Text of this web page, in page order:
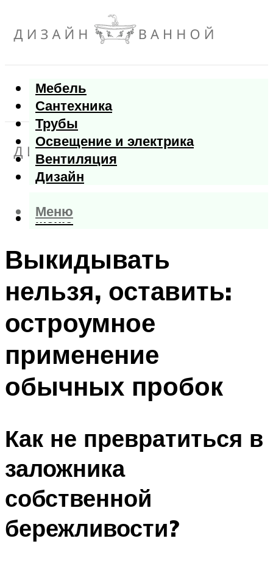
Мебель
Сантехника
Трубы
Освещение и электрика
Вентиляция
Дизайн
Меню
Меню
Выкидывать
нельзя, оставить:
остроумное
применение
обычных пробок
Как не превратиться в
заложника
собственной
бережливости?